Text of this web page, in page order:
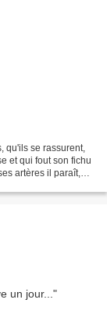
qu'ils se rassurent,
et qui fout son fichu
artères il paraît,